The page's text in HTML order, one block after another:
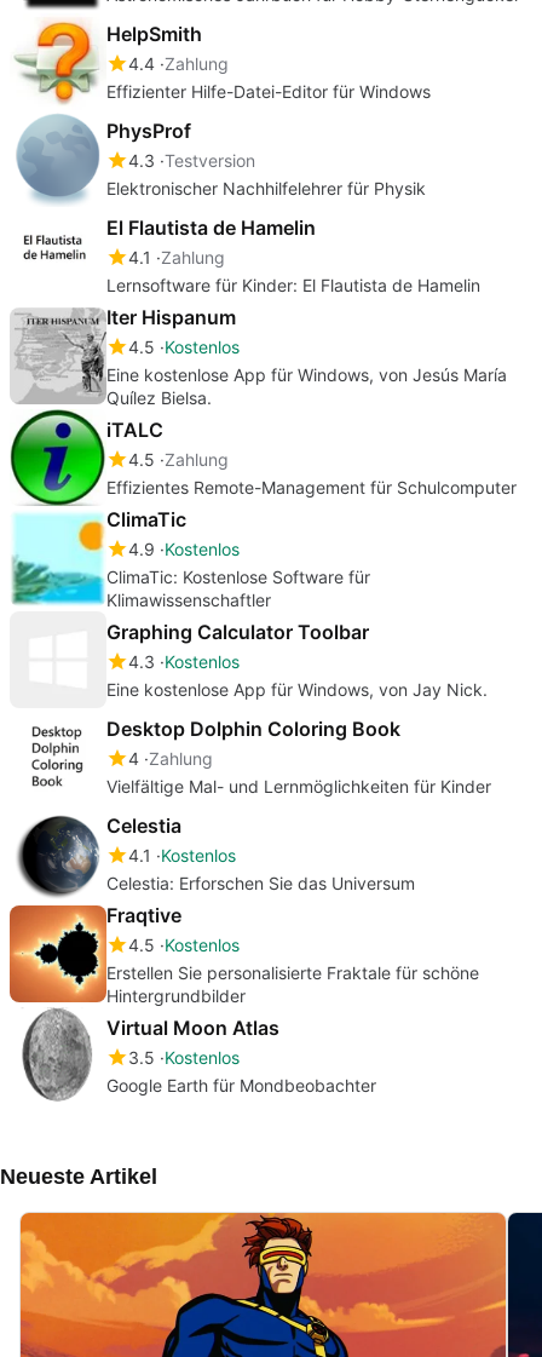
HelpSmith
4.4 Zahlung
Effizienter Hilfe-Datei-Editor für Windows
PhysProf
4.3 Testversion
Elektronischer Nachhilfelehrer für Physik
El Flautista de Hamelin
4.1
Zahlung
Lernsoftware für Kinder: El Flautista de Hamelin
Iter Hispanum
4.5 Kostenlos
Eine kostenlose App für Windows, von Jesús María
Quílez Bielsa.
iTALC
4.5 Zahlung
Effizientes Remote-Management für Schulcomputer
ClimaTic
4.9 Kostenlos
ClimaTic: Kostenlose Software für
Klimawissenschaftler
Graphing Calculator Toolbar
4.3 Kostenlos
Eine kostenlose App für Windows, von Jay Nick.
Desktop Dolphin Coloring Book
4 Zahlung
Vielfältige Mal- und Lernmöglichkeiten für Kinder
Celestia
4.1
Kostenlos
Celestia: Erforschen Sie das Universum
Fraqtive
4.5 Kostenlos
Erstellen Sie personalisierte Fraktale für schöne
Hintergrundbilder
Virtual Moon Atlas
3.5 Kostenlos
Google Earth für Mondbeobachter
Neueste Artikel